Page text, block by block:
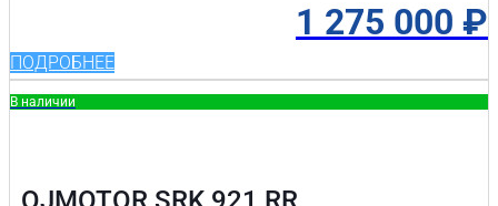
1 275 000 ₽
ПОДРОБНЕЕ
В наличии